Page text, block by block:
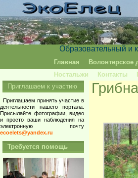
Образовательный и
Главная Волонтерское
Ностальжи
Контакты
Приглашаем к участию
Приглашаем принять участие в
деятельности нашего портала.
Присылайте фотографии, видео
и просто ваши наблюдения на
электронную почту
ecoelets@yandex.ru
Требуется помощь